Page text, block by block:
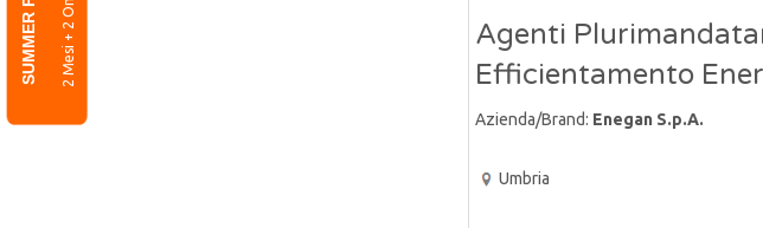
Agenti
Efficientamento
Azienda/Brand: Enegan S.p.A.
Umbria